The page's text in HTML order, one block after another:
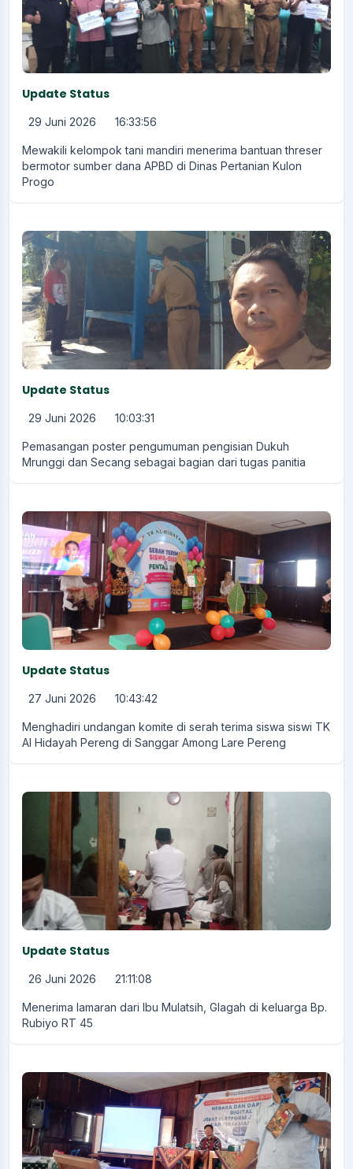
Update Status
29 Juni 2026 16:33:56
Mewakili kelompok tani mandiri menerima bantuan threser
bermotor sumber dana APBD di Dinas Pertanian Kulon
Progo
Update Status
29 Juni 2026 10:03:31
Pemasangan poster pengumuman pengisian Dukuh
Mrunggi dan Secang sebagai bagian dari tugas panitia
Update Status
27 Juni 2026 10:43:42
Menghadiri undangan komite di serah terima siswa siswi TK
Al Hidayah Pereng di Sanggar Among Lare Pereng
Update Status
26 Juni 2026 21:11:08
Menerima lamaran dari Ibu Mulatsih, Glagah di keluarga Bp.
Rubiyo RT 45